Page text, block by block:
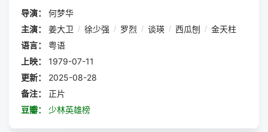
导演：
何梦华
主演：
姜大卫 / 徐少强 / 罗烈 / 谈瑛 / 西瓜刨 / 金天柱
语言：
粤语
上映：
1979-07-11
更新：
2025-08-28
备注：
正片
豆瓣：
少林英雄榜